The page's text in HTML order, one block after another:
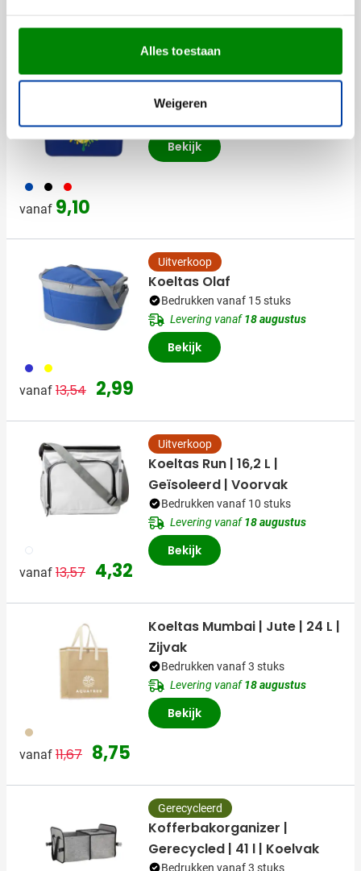
Alles toestaan
Weigeren
vanaf 4,81
023 001 008
vanaf 9,10
Koelbox Sunkissed | 4 l
Bedrukken vanaf 12 stuks
Bekijk
023 006
vanaf Normale prijs
13,54 Speciale prijs
2,99
Uitverkoop
Koeltas Olaf
Bedrukken vanaf 15 stuks
Levering vanaf18 augustus
Bekijk
002
vanaf Normale prijs
13,57 Speciale prijs
4,32
Uitverkoop
Koeltas Run | 16,2 L |
Geïsoleerd | Voorvak
Bedrukken vanaf 10 stuks
Levering vanaf18 augustus
Bekijk
311
vanaf Normale prijs
11,67 Speciale prijs
8,75
Koeltas Mumbai | Jute | 24 L |
Zijvak
Bedrukken vanaf 3 stuks
Levering vanaf18 augustus
Bekijk
Gerecycleerd
Kofferbakorganizer |
Gerecycled | 41 l | Koelvak
Bedrukken vanaf 3 stuks